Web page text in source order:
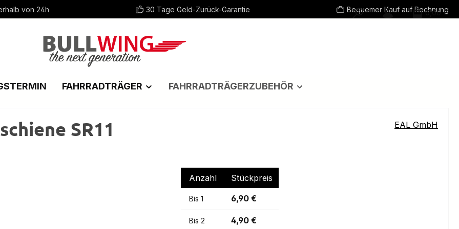
von 24h 30 Tage Geld-Zurück-Garantie Bequemer Kauf auf Rechnung
0,00 €
FAHRRADTRÄGER FAHRRADTRÄGERZUBEHÖR
SR11 EAL GmbH
Anzahl
Stückpreis
Bis 1 6,90 €
Bis 2 4,90 €